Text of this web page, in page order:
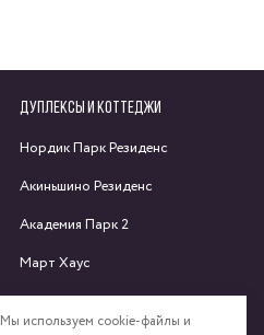
Мы используем cookie-файлы и
ДУПЛЕКСЫ И КОТТЕДЖИ
Нордик Парк Резиденс
Акиньшино Резиденс
Академия Парк 2
Март Хаус
Яхрома парк